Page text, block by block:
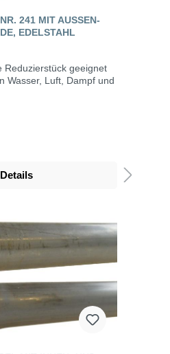
241 MIT AUSSEN- A
EDELSTAHL
Reduzierstück geeignet
Wasser, Luft, Dampf und
Details